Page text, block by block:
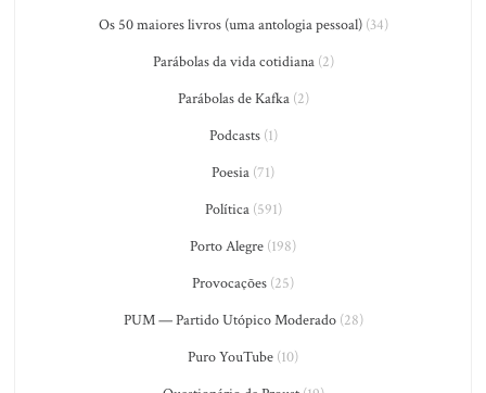
Os 50 maiores livros (uma antologia pessoal)(34)
Parábolas da vida cotidiana(2)
Parábolas de Kafka(2)
Podcasts(1)
Poesia (71)
Política(591)
Porto Alegre (198)
Provocações (25)
PUM — Partido Utópico Moderado(28)
Puro YouTube (10)